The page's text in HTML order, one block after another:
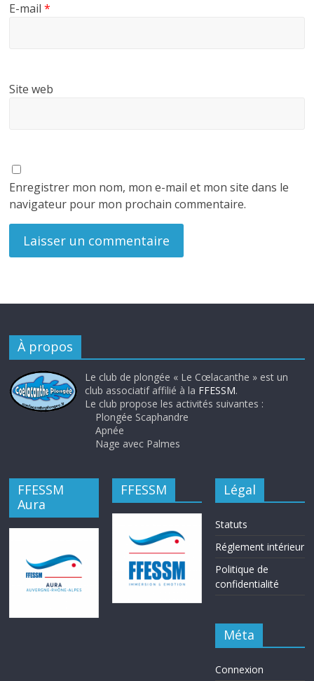
E-mail*
Site web
Enregistrer mon nom, mon e-mail et mon site dans le
navigateur pour mon prochain commentaire.
À propos
Le club de plongée « Le Cœlacanthe » est un
club associatif affilié à la FFESSM.
Le club propose les activités suivantes :
Plongée Scaphandre
Apnée
Nage avec Palmes
FFESSM
Aura
FFESSM Légal
Statuts
Réglement intérieur
Politique de
confidentialité
Méta
Connexion